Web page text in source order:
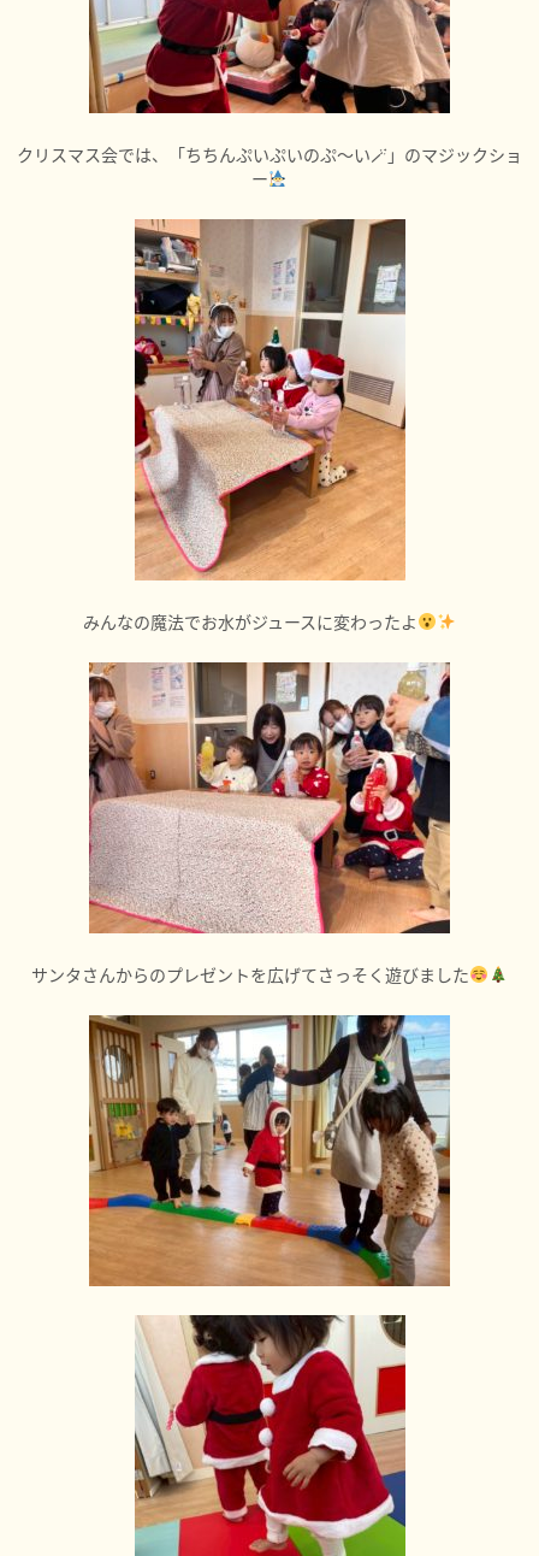
クリスマス会では、「ちちんぷいぷいのぷ～い🪄」のマジックショ
ー
みんなの魔法でお水がジュースに変わったよ
サンタさんからのプレゼントを広げてさっそく遊びました